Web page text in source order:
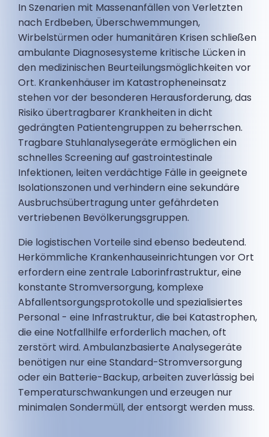
In Szenarien mit Massenanfällen von Verletzten
nach Erdbeben, Überschwemmungen,
Wirbelstürmen oder humanitären Krisen schließen
ambulante Diagnosesysteme kritische Lücken in
den medizinischen Beurteilungsmöglichkeiten vor
Ort. Krankenhäuser im Katastropheneinsatz
stehen vor der besonderen Herausforderung, das
Risiko übertragbarer Krankheiten in dicht
gedrängten Patientengruppen zu beherrschen.
Tragbare Stuhlanalysegeräte ermöglichen ein
schnelles Screening auf gastrointestinale
Infektionen, leiten verdächtige Fälle in geeignete
Isolationszonen und verhindern eine sekundäre
Ausbruchsübertragung unter gefährdeten
vertriebenen Bevölkerungsgruppen.
Die logistischen Vorteile sind ebenso bedeutend.
Herkömmliche Krankenhauseinrichtungen vor Ort
erfordern eine zentrale Laborinfrastruktur, eine
konstante Stromversorgung, komplexe
Abfallentsorgungsprotokolle und spezialisiertes
Personal - eine Infrastruktur, die bei Katastrophen,
die eine Notfallhilfe erforderlich machen, oft
zerstört wird. Ambulanzbasierte Analysegeräte
benötigen nur eine Standard-Stromversorgung
oder ein Batterie-Backup, arbeiten zuverlässig bei
Temperaturschwankungen und erzeugen nur
minimalen Sondermüll, der entsorgt werden muss.